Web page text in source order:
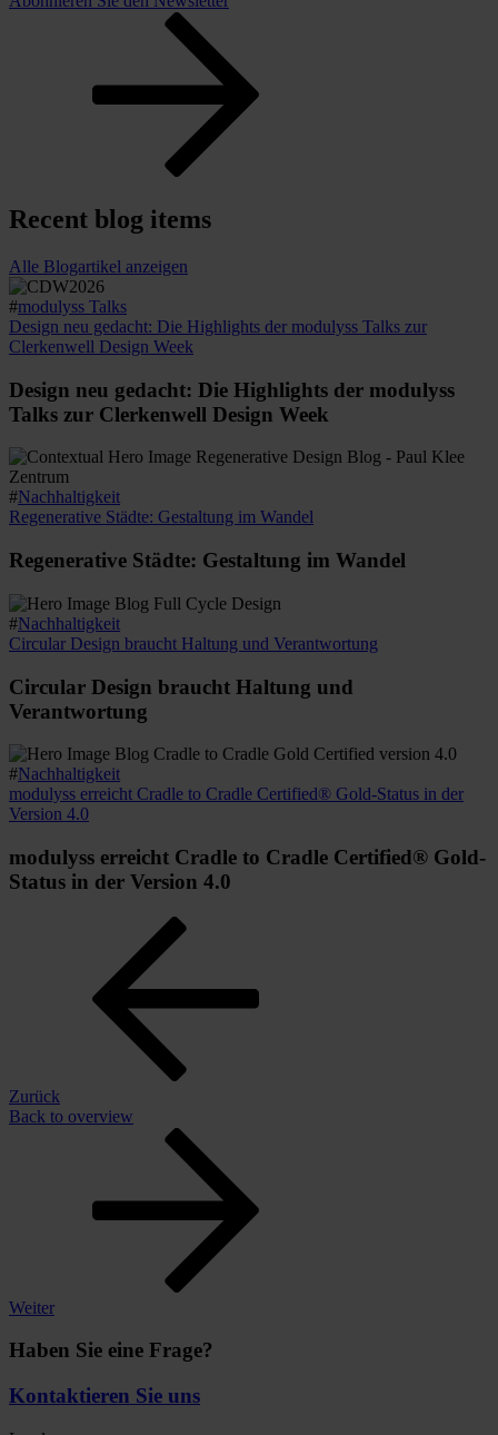
Recent blog items
Alle Blogartikel anzeigen
#modulyss Talks
Design neu gedacht: Die Highlights der modulyss Talks zur
Clerkenwell Design Week
Design neu gedacht: Die Highlights der modulyss
Talks zur Clerkenwell Design Week
#Nachhaltigkeit
Regenerative Städte: Gestaltung im Wandel
Regenerative Städte: Gestaltung im Wandel
#Nachhaltigkeit
Circular Design braucht Haltung und Verantwortung
Circular Design braucht Haltung und
Verantwortung
#Nachhaltigkeit
modulyss erreicht Cradle to Cradle Certified® Gold-Status in der
Version 4.0
modulyss erreicht Cradle to Cradle Certified® Gold-
Status in der Version 4.0
Zurück
Back to overview
Weiter
Haben Sie eine Frage?
Kontaktieren Sie uns